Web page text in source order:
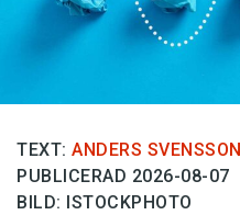
TEXT: ANDERS SVENSSON
PUBLICERAD 2026-08-07
BILD: ISTOCKPHOTO